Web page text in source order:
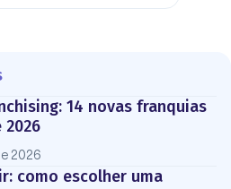
14 novas franquias
2026
como escolher uma